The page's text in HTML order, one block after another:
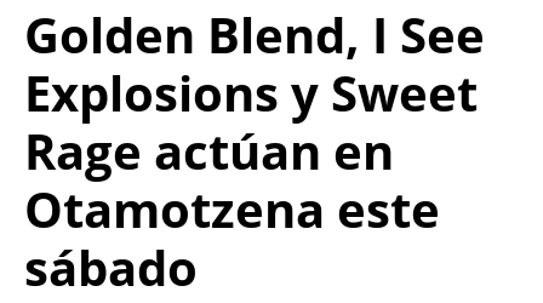
Golden Blend, I See
Explosions y Sweet
Rage actúan en
Otamotzena este
sábado